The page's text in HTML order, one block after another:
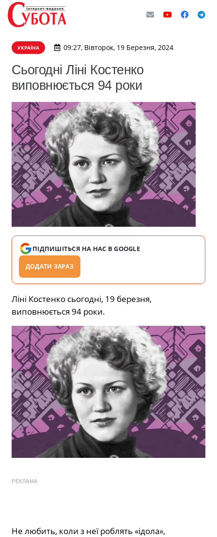
УКРАЇНА 09:27, Вівторок, 19 Березня, 2024
Сьогодні Ліні Костенко
виповнюється 94 роки
ПІДПИШІТЬСЯ НА НАС В GOOGLE
ДОДАТИ ЗАРАЗ
Ліні Костенко сьогодні, 19 березня,
виповнюється 94 роки.
РЕКЛАМА
Не любить, коли з неї роблять «ідола»,